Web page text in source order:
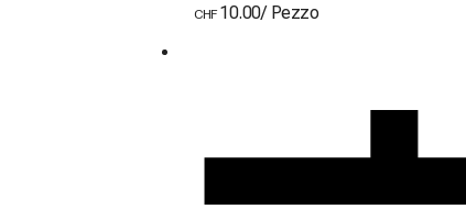
CHF 10.00/ Pezzo